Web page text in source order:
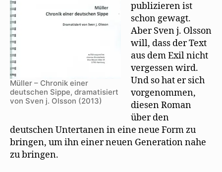
Müller – Chronik einer
deutschen Sippe, dramatisiert
von Sven j. Olsson (2013)
publizieren ist
schon gewagt.
Aber Sven j. Olsson
will, dass der Text
aus dem Exil nicht
vergessen wird.
Und so hat er sich
vorgenommen,
diesen Roman
über den
deutschen Untertanen in eine neue Form zu
bringen, um ihn einer neuen Generation nahe
zu bringen.